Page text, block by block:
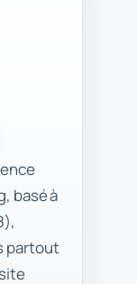
basé à
partout